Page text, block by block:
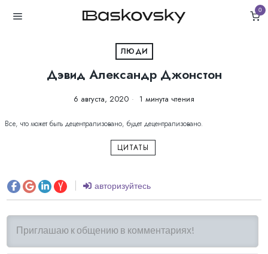
0
ЛЮДИ
Дэвид Александр Джонстон
6 августа, 2020 1 минута чтения
Все, что может быть децентрализовано, будет децентрализовано.
ЦИТАТЫ
авторизуйтесь